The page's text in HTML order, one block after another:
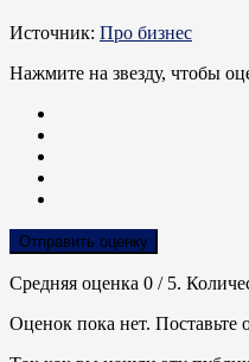
Источник: Про бизнес
Нажмите на звезду, чтобы
Отправить оценку
Средняя оценка 0 / 5.
Оценок пока нет. Поставьте